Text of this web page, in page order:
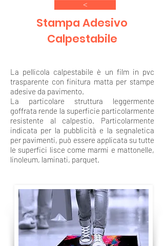
>
Stampa Adesivo
Calpestabile
La pellicola calpestabile è un film in pvc
trasparente con finitura matta per stampe
adesive da pavimento.
La particolare struttura leggermente
goffrata rende la superficie particolarmente
resistente al calpestio. Particolarmente
indicata per la pubblicità e la segnaletica
per pavimenti, può essere applicata su tutte
le superfici lisce come marmi e mattonelle,
linoleum, laminati, parquet.